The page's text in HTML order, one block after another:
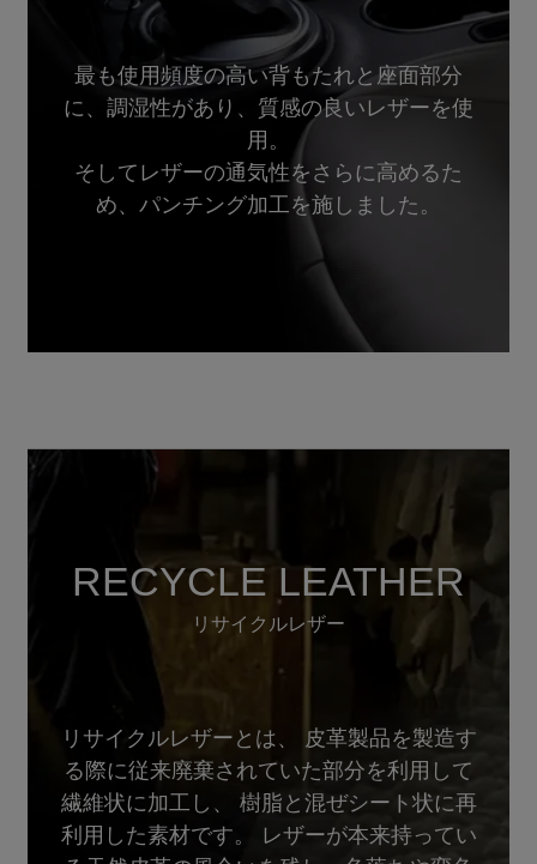
最も使用頻度の高い背もたれと座面部分
に、調湿性があり、質感の良いレザーを使
用。
そしてレザーの通気性をさらに高めるた
め、パンチング加工を施しました。
RECYCLE LEATHER
リサイクルレザー
リサイクルレザーとは、 皮革製品を製造す
る際に従来廃棄されていた部分を利用して
繊維状に加工し、 樹脂と混ぜシート状に再
利用した素材です。 レザーが本来持ってい